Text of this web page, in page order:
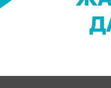
Ж. Қадыржанова